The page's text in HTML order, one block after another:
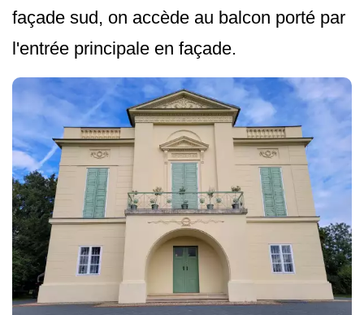
façade sud, on accède au balcon porté par
l'entrée principale en façade.